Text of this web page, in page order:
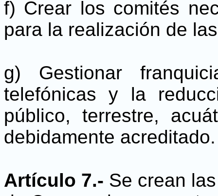
f) Crear los comités
para la realización de
g) Gestionar
telefónicas y la
público, terrestre,
debidamente acreditado.
Artículo 7.- Se crean